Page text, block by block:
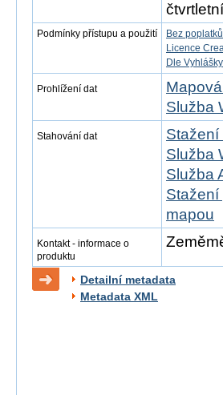
Podmínky přístupu a použití
Bez poplatků
Licence
Dle
Prohlížení dat
Služba
Stahování dat
Stažení
Služba
Služba
Stažení
mapou
Kontakt - informace o
produktu
Detailní metadata
Metadata XML